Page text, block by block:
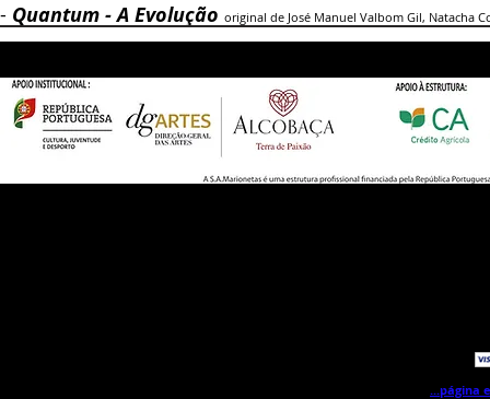
- Quantum - A Evolução original de José Manuel Valbom Gil, Natacha
...página